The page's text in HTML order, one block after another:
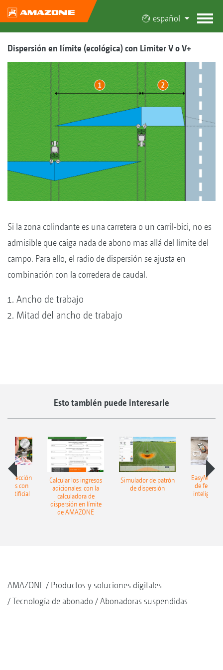
español
Dispersión en límite (ecológica) con Limiter V o V+
Si la zona colindante es una carretera o un carril-bici, no es
admisible que caiga nada de abono mas allá del límite del
campo. Para ello, el radio de dispersión se ajusta en
combinación con la corredera de caudal.
Ancho de trabajo
Mitad del ancho de trabajo
Esto también puede interesarle
detección
con
artificial
Calcular los ingresos
adicionales: con la
calculadora de
dispersión en límite
de AMAZONE
Simulador de patrón
de dispersión
EasyMatch:
de
AMAZONE
Productos y soluciones digitales
Tecnología de abonado
Abonadoras suspendidas